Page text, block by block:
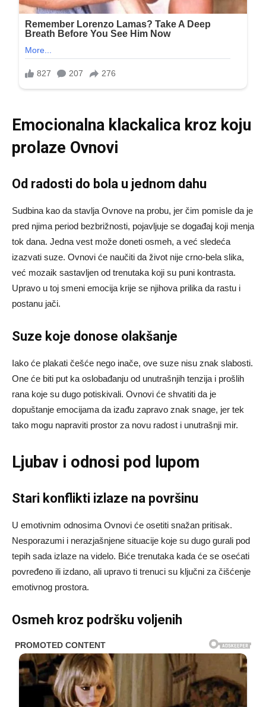
Emocionalna klackalica kroz koju
prolaze Ovnovi
Od radosti do bola u jednom dahu
Sudbina kao da stavlja Ovnove na probu, jer čim pomisle da je
pred njima period bezbrižnosti, pojavljuje se događaj koji menja
tok dana. Jedna vest može doneti osmeh, a već sledeća
izazvati suze. Ovnovi će naučiti da život nije crno-bela slika,
već mozaik sastavljen od trenutaka koji su puni kontrasta.
Upravo u toj smeni emocija krije se njihova prilika da rastu i
postanu jači.
Suze koje donose olakšanje
Iako će plakati češće nego inače, ove suze nisu znak slabosti.
One će biti put ka oslobađanju od unutrašnjih tenzija i prošlih
rana koje su dugo potiskivali. Ovnovi će shvatiti da je
dopuštanje emocijama da izađu zapravo znak snage, jer tek
tako mogu napraviti prostor za novu radost i unutrašnji mir.
Ljubav i odnosi pod lupom
Stari konflikti izlaze na površinu
U emotivnim odnosima Ovnovi će osetiti snažan pritisak.
Nesporazumi i nerazjašnjene situacije koje su dugo gurali pod
tepih sada izlaze na videlo. Biće trenutaka kada će se osećati
povređeno ili izdano, ali upravo ti trenuci su ključni za čišćenje
emotivnog prostora.
Osmeh kroz podršku voljenih